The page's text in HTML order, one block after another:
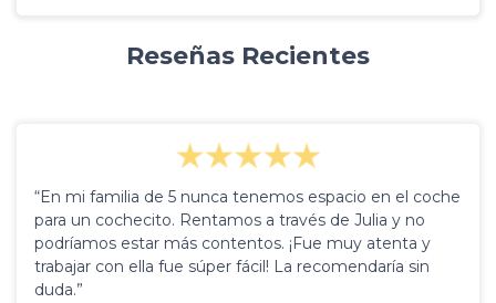
Reseñas Recientes
“En mi familia de 5 nunca tenemos espacio en el coche
para un cochecito. Rentamos a través de Julia y no
podríamos estar más contentos. ¡Fue muy atenta y
trabajar con ella fue súper fácil! La recomendaría sin
duda.”